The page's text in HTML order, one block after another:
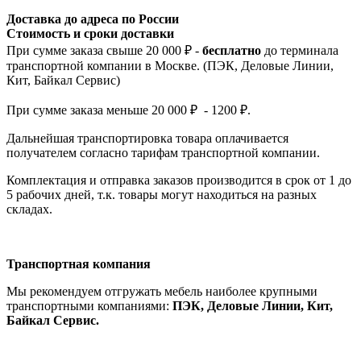
Доставка до адреса по России
Стоимость и сроки доставки
При сумме заказа свыше 20 000 ₽ - бесплатно до терминала
транспортной компании в Москве. (ПЭК, Деловые Линии,
Кит, Байкал Сервис)
При сумме заказа меньше 20 000 ₽ - 1200 ₽.
Дальнейшая транспортировка товара оплачивается
получателем согласно тарифам транспортной компании.
Комплектация и отправка заказов производится в срок от 1 до
5 рабочих дней, т.к. товары могут находиться на разных
складах.
Транспортная компания
Мы рекомендуем отгружать мебель наиболее крупными
транспортными компаниями: ПЭК, Деловые Линии, Кит,
Байкал Сервис.